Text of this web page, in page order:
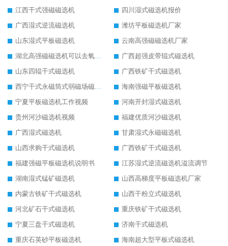
江西干式强磁磁选机
四川湿式磁选机报价
广西湿式逆流磁选机
潍坊平板磁选机厂家
山东湿式平板磁选机
云南高强磁磁选机厂家
湖北高强磁磁选机可以去氧化铝
广西超强皮带辊式磁选机
山东四辊干式磁选机
广西铁矿干式磁选机
西宁干式永磁筒式弱磁场磁选机结构图
海南强磁平板磁选机
宁夏平板磁选机工作视频
河南开封湿式磁选机
贵州河沙磁选机视频
福建优质河沙磁选机
广西湿式磁选机
甘肃湿式永磁磁选机
山西求购干式磁选机
广西铁矿干式磁选机
福建强磁平板磁选机说明书
江苏湿式逆流磁选机溢流调节
湖南湿式锰矿磁选机
山西高梯度平板磁选机厂家
内蒙古铁矿干式磁选机
山西干粉立式磁选机
河北矿石干式磁选机
重庆铁矿干式磁选机
宁夏三盘干式磁选机
济南干式磁选机
重庆石英砂平板磁选机
海南超大型平板式磁选机